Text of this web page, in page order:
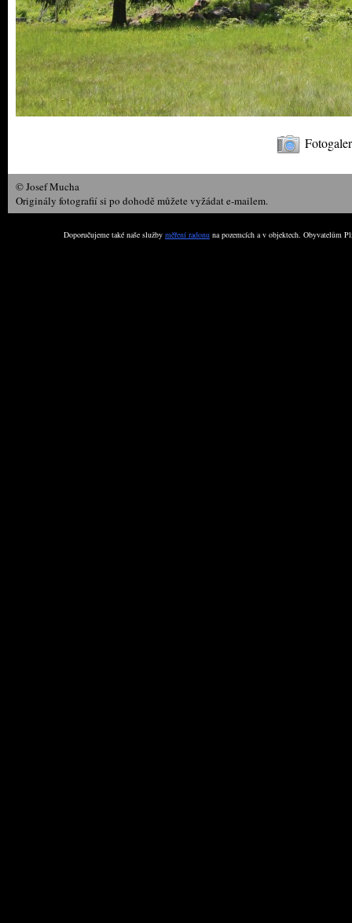
© Josef Mucha
Originály fotografií si po dohodě můžete vyžádat e-mailem.
Doporučujeme také naše služby měření radonu na pozemcích a v objektech. Obyvatelům